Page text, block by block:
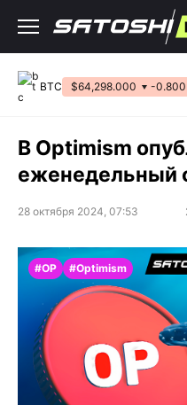
содержанию
BTC $64,298.000 -
В Optimism
еженедельный
28 октября 2024, 07:53
#OP #Optimism